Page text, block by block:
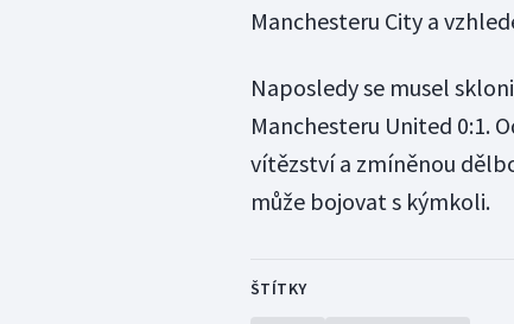
Manchesteru City a
Naposledy se musel
Manchesteru United 0:1.
vítězství a zmíněnou
může bojovat s kýmkoli.
ŠTÍTKY